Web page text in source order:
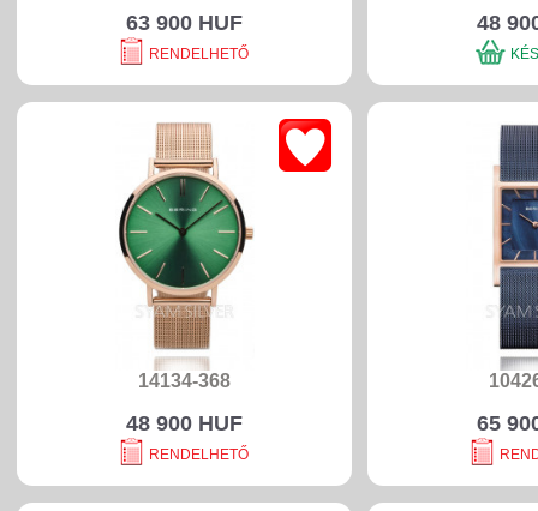
63 900 HUF
RENDELHETŐ
48
14134-368
48 900 HUF
RENDELHETŐ
65